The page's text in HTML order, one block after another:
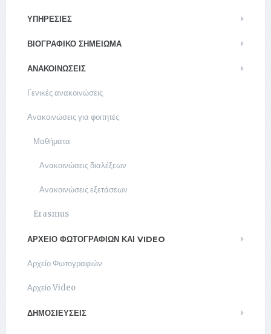
ΥΠΗΡΕΣΊΕΣ
ΒΙΟΓΡΑΦΙΚΌ ΣΗΜΕΊΩΜΑ
ΑΝΑΚΟΙΝΏΣΕΙΣ
Γενικές ανακοινώσεις
Ανακοινώσεις για φοιτητές
Μαθήματα
Ανακοινώσεις διαλέξεων
Ανακοινώσεις εξετάσεων
Erasmus
ΑΡΧΕΊΟ ΦΩΤΟΓΡΑΦΙΏΝ ΚΑΙ VIDEO
Αρχείο Φωτογραφιών
Αρχείο Video
ΔΗΜΟΣΙΕΥΣΕΙΣ